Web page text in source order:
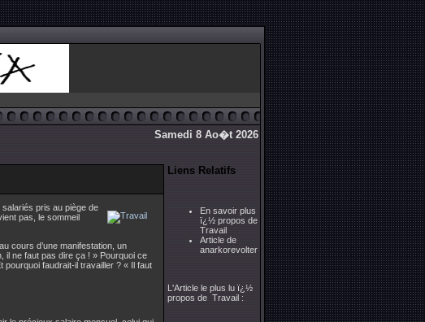
Samedi 8 Ao�t 2026
pris au piège de
pas, le sommeil
cours d’une manifestation, un
il ne faut pas dire ça ! » Pourquoi ce
pourquoi faudrait-il travailler ? « Il faut
Liens Relatifs
En savoir plus
ï¿½ propos de
Travail
Article de
anarkorevolter
L'Article le plus lu ï¿½
propos de Travail :